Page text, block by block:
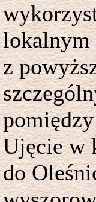
lokalnym
z
Ujęcie w
do